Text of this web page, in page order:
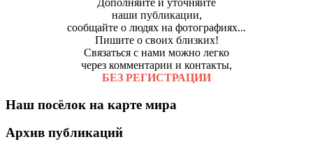
Дополняйте и уточняйте
наши публикации,
сообщайте о людях на фотографиях...
Пишите о своих близких!
Связаться с нами можно легко
через комментарии и контакты,
БЕЗ РЕГИСТРАЦИИ
Наш посёлок на карте мира
Архив публикаций